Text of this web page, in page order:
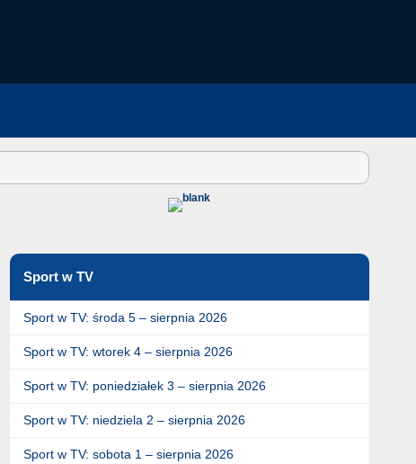
Sport w TV
Sport w TV: środa 5 – sierpnia 2026
Sport w TV: wtorek 4 – sierpnia 2026
Sport w TV: poniedziałek 3 – sierpnia 2026
Sport w TV: niedziela 2 – sierpnia 2026
Sport w TV: sobota 1 – sierpnia 2026